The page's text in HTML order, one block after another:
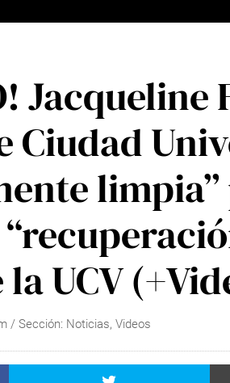
Jacqueline
Ciudad
UCV
/ Sección: Noticias,Videos